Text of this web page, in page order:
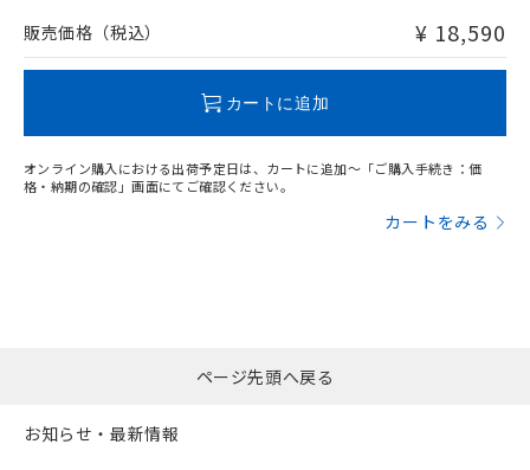
問い合わせください。
販売価格（税込） ¥ 18,590
カートに追加
オンライン購入における出荷予定日は、カートに追加～「ご購入手続き：価
格・納期の確認」画面にてご確認ください。
カートをみる
ページ先頭へ戻る
お知らせ・最新情報